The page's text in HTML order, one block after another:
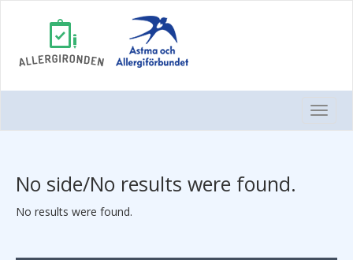
No side/No results were found.
No results were found.